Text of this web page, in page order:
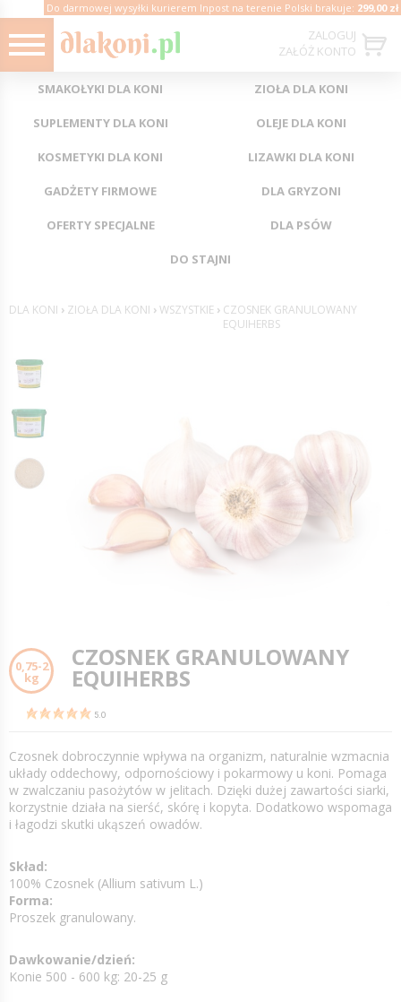
ZALOGUJ
ZAŁÓŻ KONTO
Do darmowej wysyłki kurierem Inpost na terenie Polski brakuje: 299,00 zł
SMAKOŁYKI DLA KONI ZIOŁA DLA KONI
SUPLEMENTY DLA KONI OLEJE DLA KONI
KOSMETYKI DLA KONI LIZAWKI DLA KONI
GADŻETY FIRMOWE DLA GRYZONI
OFERTY SPECJALNE DLA PSÓW
DO STAJNI
DLA KONI › ZIOŁA DLA KONI ›WSZYSTKIE › CZOSNEK GRANULOWANY
EQUIHERBS
0,75-2
kg
CZOSNEK GRANULOWANY
EQUIHERBS
5.0
Czosnek dobroczynnie wpływa na organizm, naturalnie wzmacnia
układy oddechowy, odpornościowy i pokarmowy u koni. Pomaga
w zwalczaniu pasożytów w jelitach. Dzięki dużej zawartości siarki,
korzystnie działa na sierść, skórę i kopyta. Dodatkowo wspomaga
i łagodzi skutki ukąszeń owadów.
Skład:
100% Czosnek (Allium sativum L.)
Forma:
Proszek granulowany.
Dawkowanie/dzień:
Konie 500 - 600 kg: 20-25 g